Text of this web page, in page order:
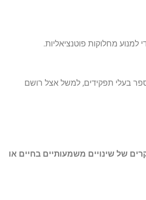
מחלוקות פוטנציאליות.
בעלי תפקידים, למשל אצל רושם
של שינויים משמעותיים בחיים או